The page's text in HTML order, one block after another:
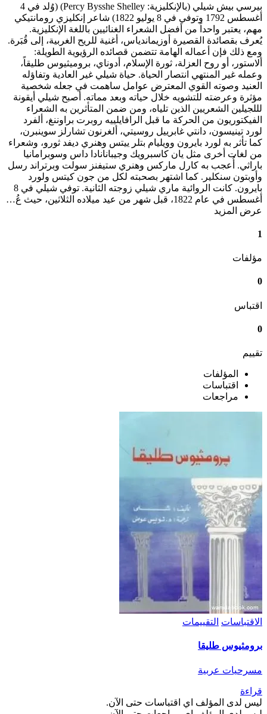
بيرسي بيش شيلي (بالإنكليزية: Percy Bysshe Shelley) (وُلد في 4
أغسطس 1792 وتوفي في 8 يوليو 1822) شاعر إنكليزي رومانتيكي
مهم، يعتبر واحداً من أفضل الشعراء الغنائيين باللغة الإنكليزية.
يُعرف بقصائدة القصيرة أوزيماندياس، أغنية للريح الغربية، إلى قُبَرة.
ومع ذلك فإن أعماله الهامة تتضمن قصائده الرؤيوية الطويلة:
ألاستور، أو روح العزلة، ثورة الإسلام، أدوناي، بروميثيوس طليقاً،
وعمله غير المنتهي انتصار الحياة. حياة شيلي غير العادية وتفاؤله
العنيد وصوته القوي المعترض عوامل ساهمت في جعله شخصية
مؤثرة وعرضته للتشويه خلال حياته وبعد مماته. أصبح شيلي أيقونة
لللجيلين الشعريين الذين تلياه، ومن ضمن المتأثرين به الشعراء
الفيكتوريون من الحركة ما قبل الرافايلييه روبرت براوننغ، ألفرد
لورد تينيسون، دانتي غابرييل روسيتي، ألغرنون تشارلز سوينبرن،
كما تأثر به لورد بايرون وويليام بتلر ييتس وهنري ديفد ثورو، وشعراء
من لغات أخرى مثل يان كاسبرويك وجيبانانادا داس وسوبرامانيا
باراثي. أُعجب به كارل ماركس وهنري ستيفنز سولت وبرتراند رسل
وأوبتون سنكلير. كما اشتهر بصحبته لكل من جون كيتس ولورد
بايرون. كانت الروائية ماري شيلي زوجته الثانية. توفي شيلي في 8
أغسطس في عام 1822، قبل شهر من عيد ميلاده الثلاثين، حيث عُ…
عرض المزيد
1
مؤلفات
0
اقتباس
0
تقييم
المؤلفات
اقتباسات
مراجعات
الاقتباسات التقييمات
برومثيوس طليقا
مسرحيات عربية
قراءة
ليس لدى المؤلف اي اقتباسات حتى الآن.